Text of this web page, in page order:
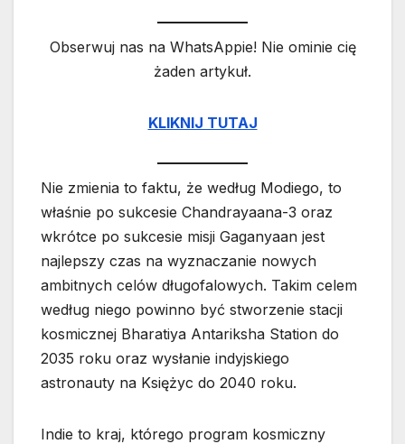
Obserwuj nas na WhatsAppie! Nie ominie cię
żaden artykuł.
KLIKNIJ TUTAJ
Nie zmienia to faktu, że według Modiego, to
właśnie po sukcesie Chandrayaana-3 oraz
wkrótce po sukcesie misji Gaganyaan jest
najlepszy czas na wyznaczanie nowych
ambitnych celów długofalowych. Takim celem
według niego powinno być stworzenie stacji
kosmicznej Bharatiya Antariksha Station do
2035 roku oraz wysłanie indyjskiego
astronauty na Księżyc do 2040 roku.
Indie to kraj, którego program kosmiczny